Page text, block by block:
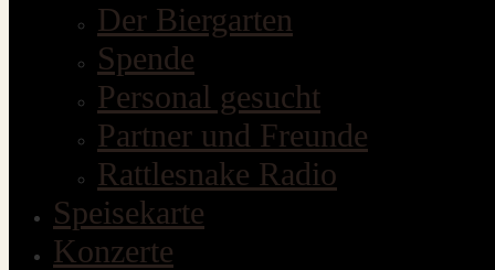
Der Biergarten
Spende
Personal gesucht
Partner und Freunde
Rattlesnake Radio
Speisekarte
Konzerte